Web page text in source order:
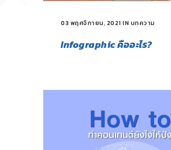
03 พฤศจิกายน, 2021 IN บทความ
Infographic คืออะไร?